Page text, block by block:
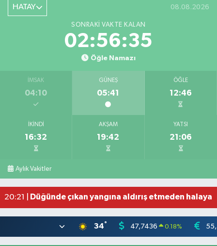
HATAY 08.08.2026
SONRAKI VAKTE KALAN
02:56:35
Öğle Namazı
İMSAK
04:10
GÜNEŞ
05:41
ÖĞLE
12:46
İKINDI
16:32
AKŞAM
19:42
YATSI
21:06
Aylık Vakitler
Bahçede yaşanan yangında alevler 2 otomobile
21:17 |Salah'ın maaşı açıklandı! İşte devasa ücret
20:21 |
Düğünde çıkan yangına aldırış etmeden
34° 47,7436 0.18%